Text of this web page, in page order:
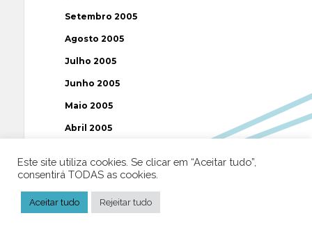
Setembro 2005
Agosto 2005
Julho 2005
Junho 2005
Maio 2005
Abril 2005
Fevereiro 2005
Janeiro 2005
Este site utiliza cookies. Se clicar em “Aceitar tudo”,
consentirá TODAS as cookies.
Aceitar tudo Rejeitar tudo